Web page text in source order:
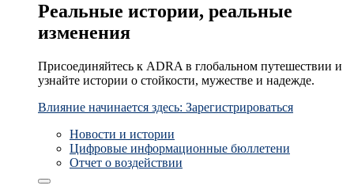
Реальные истории, реальные
изменения
Присоединяйтесь к ADRA в глобальном путешествии и
узнайте истории о стойкости, мужестве и надежде.
Влияние начинается здесь: Зарегистрироваться
Новости и истории
Цифровые информационные бюллетени
Отчет о воздействии